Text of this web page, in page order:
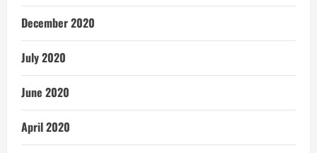
December 2020
July 2020
June 2020
April 2020